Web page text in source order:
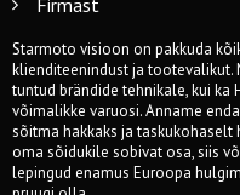
Firmast
Starmoto visioon on pakkuda
klienditeenindust ja tootevalikut.
tuntud brändide tehnikale, kui
võimalikke varuosi. Anname
sõitma hakkaks ja
oma sõidukile sobivat osa, siis
lepingud enamus Euroopa